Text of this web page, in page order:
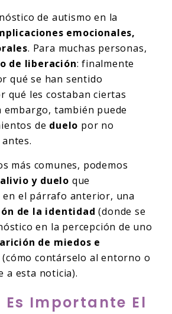
de autismo en la
emocionales,
. Para muchas personas,
de liberación: finalmente
qué se han sentido
qué les costaban ciertas
embargo, también puede
de duelo por no
más comunes, podemos
alivio y duelo que
en el párrafo anterior, una
de la identidad (donde se
en la percepción de uno
de miedos e
(cómo contárselo al entorno o
a esta noticia).
Es Importante El